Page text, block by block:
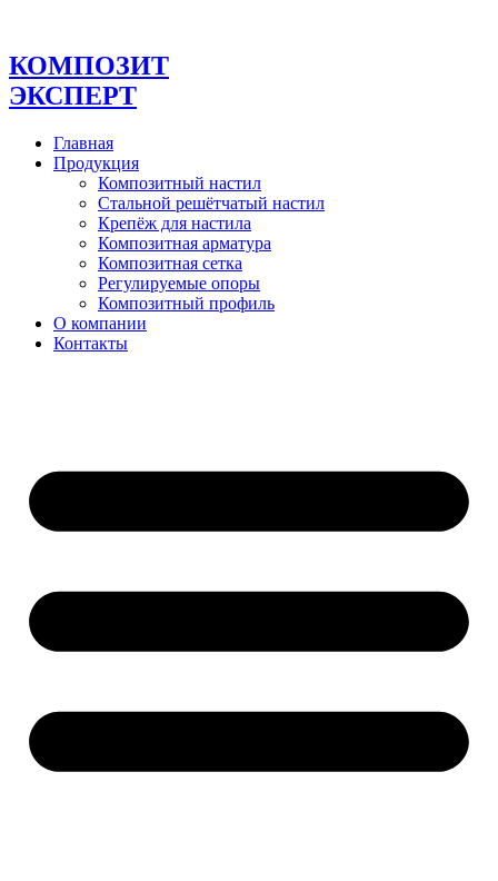
содержимому
КОМПОЗИТ
ЭКСПЕРТ
Главная
Продукция
Композитный настил
Стальной решётчатый настил
Крепёж для настила
Композитная арматура
Композитная сетка
Регулируемые опоры
Композитный профиль
О компании
Контакты